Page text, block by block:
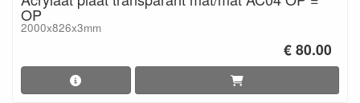
OP
2000x826x3mm
€ 80.00